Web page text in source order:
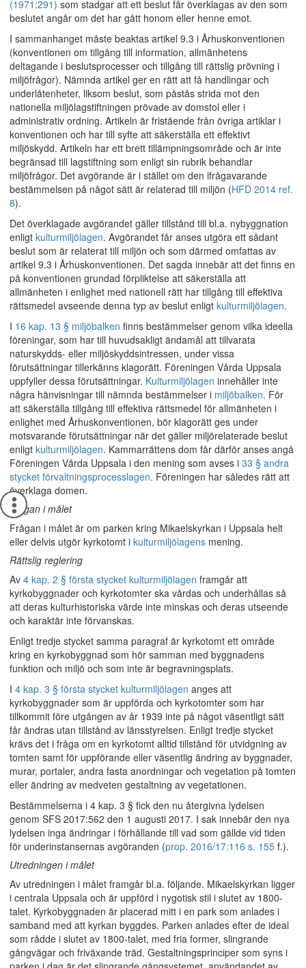
(1971:291) som stadgar att ett beslut får överklagas av den som
beslutet angår om det har gått honom eller henne emot.
I sammanhanget måste beaktas artikel 9.3 i Århuskonventionen
(konventionen om tillgång till information, allmänhetens
deltagande i beslutsprocesser och tillgång till rättslig prövning i
miljöfrågor). Nämnda artikel ger en rätt att få handlingar och
underlåtenheter, liksom beslut, som påstås strida mot den
nationella miljölagstiftningen prövade av domstol eller i
administrativ ordning. Artikeln är fristående från övriga artiklar i
konventionen och har till syfte att säkerställa ett effektivt
miljöskydd. Artikeln har ett brett tillämpningsområde och är inte
begränsad till lagstiftning som enligt sin rubrik behandlar
miljöfrågor. Det avgörande är i stället om den ifrågavarande
bestämmelsen på något sätt är relaterad till miljön (HFD 2014 ref.
8).
Det överklagade avgörandet gäller tillstånd till bl.a. nybyggnation
enligt kulturmiljölagen. Avgörandet får anses utgöra ett sådant
beslut som är relaterat till miljön och som därmed omfattas av
artikel 9.3 i Århuskonventionen. Det sagda innebär att det finns en
på konventionen grundad förpliktelse att säkerställa att
allmänheten i enlighet med nationell rätt har tillgång till effektiva
rättsmedel avseende denna typ av beslut enligt kulturmiljölagen.
I 16 kap. 13 § miljöbalken finns bestämmelser genom vilka ideella
föreningar, som har till huvudsakligt ändamål att tillvarata
naturskydds- eller miljöskyddsintressen, under vissa
förutsättningar tillerkänns klagorätt. Föreningen Vårda Uppsala
uppfyller dessa förutsättningar. Kulturmiljölagen innehåller inte
några hänvisningar till nämnda bestämmelser i miljöbalken. För
att säkerställa tillgång till effektiva rättsmedel för allmänheten i
enlighet med Århuskonventionen, bör klagorätt ges under
motsvarande förutsättningar när det gäller miljörelaterade beslut
enligt kulturmiljölagen. Kammarrättens dom får därför anses angå
Föreningen Vårda Uppsala i den mening som avses i 33 § andra
stycket förvaltningsprocesslagen. Föreningen har således rätt att
överklaga domen.
Frågan i målet
Frågan i målet är om parken kring Mikaelskyrkan i Uppsala helt
eller delvis utgör kyrkotomt i kulturmiljölagens mening.
Rättslig reglering
Av 4 kap. 2 § första stycket kulturmiljölagen framgår att
kyrkobyggnader och kyrkotomter ska vårdas och underhållas så
att deras kulturhistoriska värde inte minskas och deras utseende
och karaktär inte förvanskas.
Enligt tredje stycket samma paragraf är kyrkotomt ett område
kring en kyrkobyggnad som hör samman med byggnadens
funktion och miljö och som inte är begravningsplats.
I 4 kap. 3 § första stycket kulturmiljölagen anges att
kyrkobyggnader som är uppförda och kyrkotomter som har
tillkommit före utgången av år 1939 inte på något väsentligt sätt
får ändras utan tillstånd av länsstyrelsen. Enligt tredje stycket
krävs det i fråga om en kyrkotomt alltid tillstånd för utvidgning av
tomten samt för uppförande eller väsentlig ändring av byggnader,
murar, portaler, andra fasta anordningar och vegetation på tomten
eller ändring av medveten gestaltning av vegetationen.
Bestämmelserna i 4 kap. 3 § fick den nu återgivna lydelsen
genom SFS 2017:562 den 1 augusti 2017. I sak innebär den nya
lydelsen inga ändringar i förhållande till vad som gällde vid tiden
för underinstansernas avgöranden (prop. 2016/17:116 s. 155 f.).
Utredningen i målet
Av utredningen i målet framgår bl.a. följande. Mikaelskyrkan ligger
i centrala Uppsala och är uppförd i nygotisk stil i slutet av 1800-
talet. Kyrkobyggnaden är placerad mitt i en park som anlades i
samband med att kyrkan byggdes. Parken anlades efter de ideal
som rådde i slutet av 1800-talet, med fria former, slingrande
gångvägar och friväxande träd. Gestaltningsprinciper som syns i